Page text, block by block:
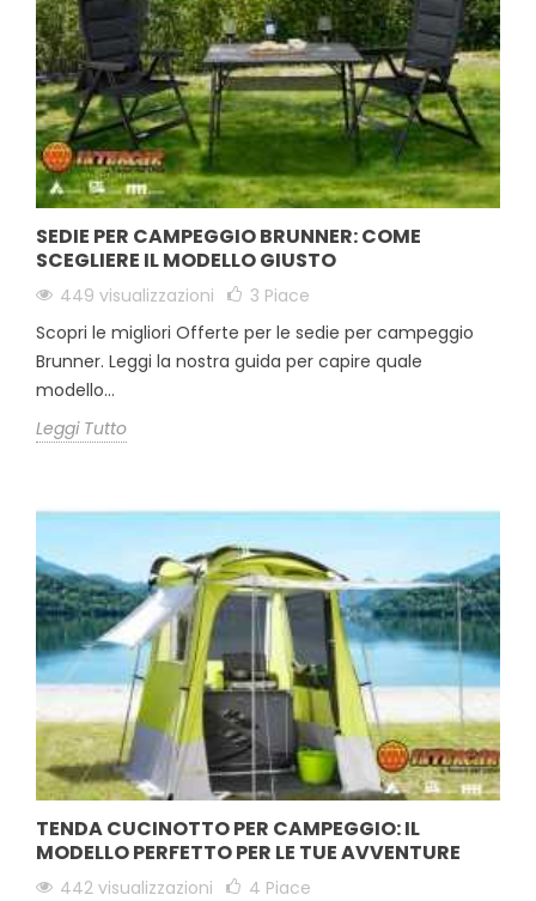
SEDIE PER CAMPEGGIO BRUNNER: COME
SCEGLIERE IL MODELLO GIUSTO
449 visualizzazioni 3 Piace
Scopri le migliori Offerte per le sedie per campeggio
Brunner. Leggi la nostra guida per capire quale
modello...
Leggi Tutto
TENDA CUCINOTTO PER CAMPEGGIO: IL
MODELLO PERFETTO PER LE TUE AVVENTURE
442 visualizzazioni 4 Piace